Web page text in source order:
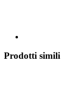
Prodotti simili